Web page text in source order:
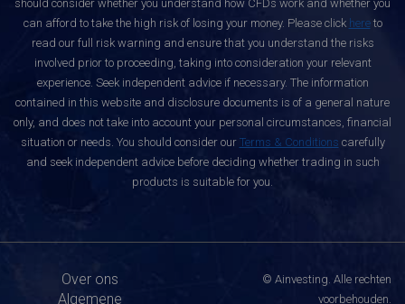
should consider whether you understand how CFDs work and whether you
can afford to take the high risk of losing your money. Please click hereto
read our full risk warning and ensure that you understand the risks
involved prior to proceeding, taking into consideration your relevant
experience. Seek independent advice if necessary. The information
contained in this website and disclosure documents is of a general nature
only, and does not take into account your personal circumstances, financial
situation or needs. You should consider our Terms & Conditions carefully
and seek independent advice before deciding whether trading in such
products is suitable for you.
Over ons
Algemene
© Ainvesting. Alle rechten
voorbehouden.